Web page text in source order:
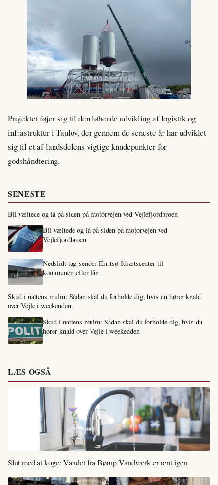
Projektet føjer sig til den løbende udvikling af logistik og
infrastruktur i Taulov, der gennem de seneste år har udviklet
sig til et af landsdelens vigtige knudepunkter for
godshåndtering.
SENESTE
Bil væltede og lå på siden på motorvejen ved Vejlefjordbroen
Bil væltede og lå på siden på motorvejen ved
Vejlefjordbroen
Nedslidt tag sender Erritsø Idrætscenter til
kommunen efter lån
Skud i nattens mulm: Sådan skal du forholde dig, hvis du hører knald
over Vejle i weekenden
Skud i nattens mulm: Sådan skal du forholde dig, hvis du
hører knald over Vejle i weekenden
LÆS OGSÅ
Slut med at koge: Vandet fra Børup Vandværk er rent igen